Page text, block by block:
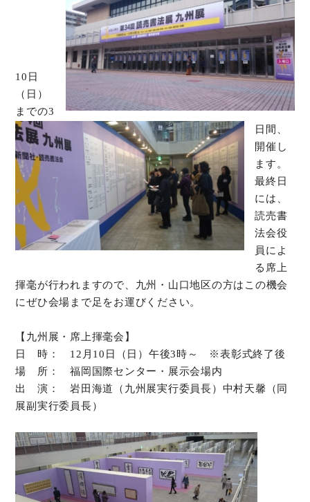
10日
（日）
までの3
日間、
開催し
ます。
最終日
には、
読売書
法会役
員によ
る席上
揮毫が行われますので、九州・山口地区の方はこの機会
にぜひ会場まで足をお運びください。
【九州展・席上揮毫会】
日 時： 12月10日（日）午後3時～ ※表彰式終了後
場 所： 福岡国際センター・展示会場内
出 演： 岩田海道（九州展実行委員長）中村天馨（同
展副実行委員長）
お問い合わせ